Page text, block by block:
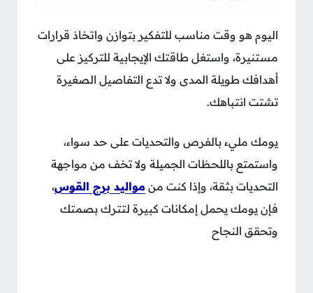
اليوم هو وقت مناسب للتفكير بتوازن واتخاذ قرارات
مستنيرة، واستغل طاقتك الإيجابية للتركيز على
أهدافك طويلة المدى ولا تدع التفاصيل الصغيرة
تشتت انتباهك.
يومك مليء بالفرص والتحديات على حد سواء،
واستمتع باللحظات الجميلة ولا تخف من مواجهة
التحديات بثقة، وإذا كنت من مواليد برج القوس،
فإن يومك يحمل إمكانات كبيرة لتترك بصمتك
وتحقق النجاح